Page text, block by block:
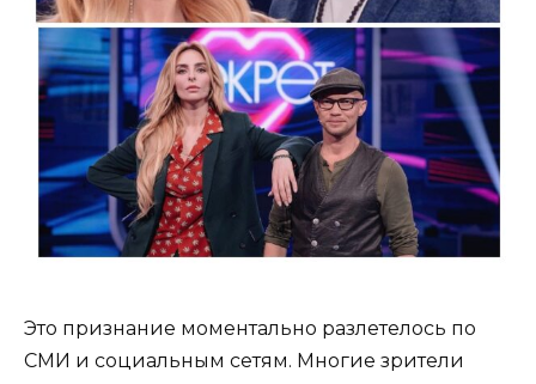
Это признание моментально разлетелось по
СМИ и социальным сетям. Многие зрители